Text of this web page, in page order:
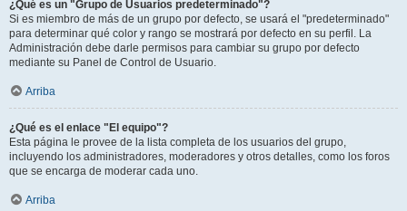
¿Qué es un "Grupo de Usuarios predeterminado"?
Si es miembro de más de un grupo por defecto, se usará el "predeterminado"
para determinar qué color y rango se mostrará por defecto en su perfil. La
Administración debe darle permisos para cambiar su grupo por defecto
mediante su Panel de Control de Usuario.
Arriba
¿Qué es el enlace "El equipo"?
Esta página le provee de la lista completa de los usuarios del grupo,
incluyendo los administradores, moderadores y otros detalles, como los foros
que se encarga de moderar cada uno.
Arriba